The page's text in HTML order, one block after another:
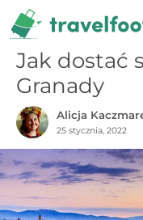
Przejdź
do
treści
Jak dostać
Granady
Alicja
25 stycznia, 2022